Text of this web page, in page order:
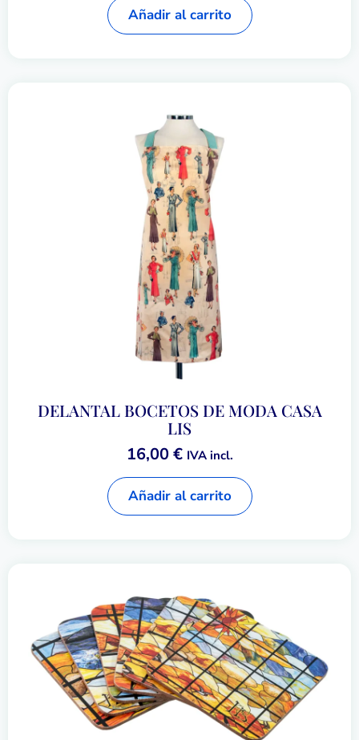
Añadir al carrito
DELANTAL BOCETOS DE MODA CASA
LIS
16,00€ IVA incl.
Añadir al carrito